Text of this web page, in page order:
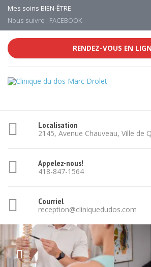
Mes soins BIEN-ÊTRE
Nous suivre : FACEBOOK
RENDEZ-VOUS EN
Localisation
2145, Avenue Chauveau, Ville de
Appelez-nous!
418-847-1564
Courriel
reception@cliniquedudos.com